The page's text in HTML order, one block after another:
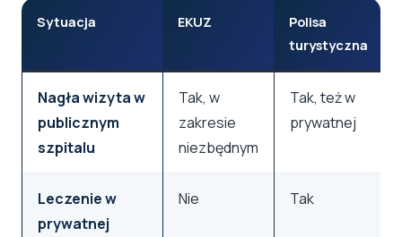
Sytuacja EKUZ
Polisa
turystyczna
Nagła wizyta w
publicznym
szpitalu
Tak, w
zakresie
niezbędnym
Tak, też w
prywatnej
Leczenie w
prywatnej
Nie Tak